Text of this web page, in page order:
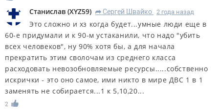
Станислав (XYZ59) R Сергей Швайко 2 года назад
Это сложно и хз когда будет...умные люди еще в
60-е придумали и к 90-м устаканили, что надо "убить
всех человеков", ну 90% хотя бы, а для начала
прекратить этим сволочам из среднего класса
расходовать невозобновляемые ресурсы.....собственно
искрички - это оно самое, ими никто в мире ДВС 1 в 1
заменять не собирается...1 к 5,10,20...
2